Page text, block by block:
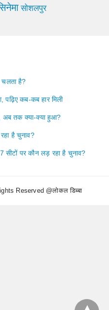
सोशलपुर
चलता है?
पढ़िए कब-कब हार मिली
अब तक क्या-क्या हुआ?
है चुनाव?
पर कौन लड़ रहा है चुनाव?
Reserved @लोकल डिब्बा